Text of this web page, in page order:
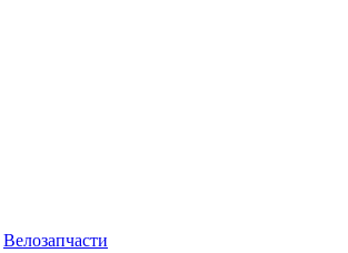
Велозапчасти